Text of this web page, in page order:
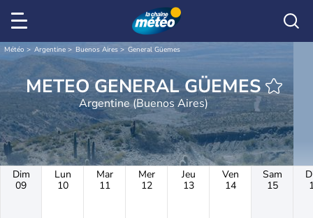
Météo Argentine Buenos Aires General Güemes
METEO GENERAL GÜEMES
Argentine (Buenos Aires)
Dim
09
Lun
10
Mar
11
Mer
12
Jeu
13
Ven
14
Sam
15